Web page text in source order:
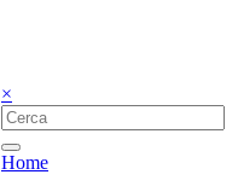
×
Home